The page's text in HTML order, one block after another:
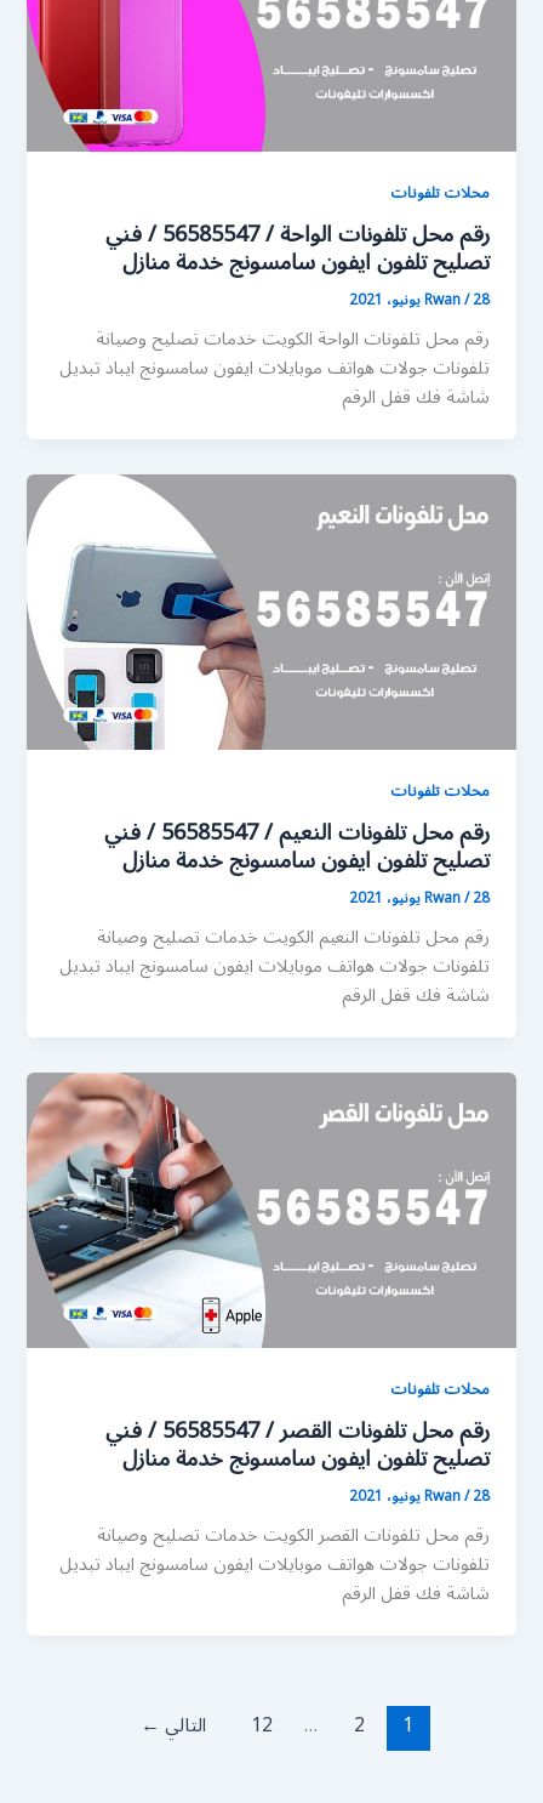
محلات تلفونات
رقم محل تلفونات الواحة / 56585547 / فني
تصليح تلفون ايفون سامسونج خدمة منازل
Rwan/28 يونيو، 2021
رقم محل تلفونات الواحة الكويت خدمات تصليح وصيانة
تلفونات جولات هواتف موبايلات ايفون سامسونج ايباد تبديل
شاشة فك قفل الرقم
محلات تلفونات
رقم محل تلفونات النعيم / 56585547 / فني
تصليح تلفون ايفون سامسونج خدمة منازل
Rwan/28 يونيو، 2021
رقم محل تلفونات النعيم الكويت خدمات تصليح وصيانة
تلفونات جولات هواتف موبايلات ايفون سامسونج ايباد تبديل
شاشة فك قفل الرقم
محلات تلفونات
رقم محل تلفونات القصر / 56585547 / فني
تصليح تلفون ايفون سامسونج خدمة منازل
Rwan/28 يونيو، 2021
رقم محل تلفونات القصر الكويت خدمات تصليح وصيانة
تلفونات جولات هواتف موبايلات ايفون سامسونج ايباد تبديل
شاشة فك قفل الرقم
1
2
…
12 التالي ←